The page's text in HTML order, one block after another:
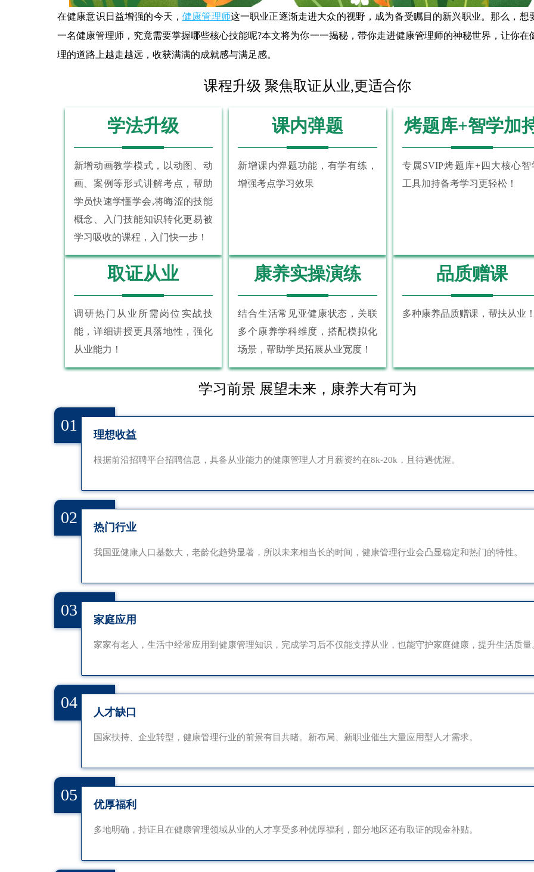
在健康意识日益增强的今天，健康管理师这一职业正逐渐走进大众的视野，成为备受瞩目的新兴职业。那么，想
一名健康管理师，究竟需要掌握哪些核心技能呢?本文将为你一一揭秘，带你走进健康管理师的神秘世界，让你在
理的道路上越走越远，收获满满的成就感与满足感。
课程升级 聚焦取证从业,更适合你
学法升级
新增动画教学模式，以动图、动
画、案例等形式讲解考点，帮助
学员快速学懂学会,将晦涩的技能
概念、入门技能知识转化更易被
学习吸收的课程，入门快一步！
课内弹题
新增课内弹题功能，有学有练，
增强考点学习效果
烤题库+智学加
专属SVIP烤题库+四大核心智
工具加持备考学习更轻松！
取证从业
调研热门从业所需岗位实战技
能，详细讲授更具落地性，强化
从业能力！
康养实操演练
结合生活常见亚健康状态，关联
多个康养学科维度，搭配模拟化
场景，帮助学员拓展从业宽度！
品质赠课
多种康养品质赠课，帮扶从业
学习前景 展望未来，康养大有可为
01
理想收益
根据前沿招聘平台招聘信息，具备从业能力的健康管理人才月薪资约在8k-20k，且待遇优渥。
02
热门行业
我国亚健康人口基数大，老龄化趋势显著，所以未来相当长的时间，健康管理行业会凸显稳定和热门的特性。
03
家庭应用
家家有老人，生活中经常应用到健康管理知识，完成学习后不仅能支撑从业，也能守护家庭健康，提升生活质量
04
人才缺口
国家扶持、企业转型，健康管理行业的前景有目共睹。新布局、新职业催生大量应用型人才需求。
05
优厚福利
多地明确，持证且在健康管理领域从业的人才享受多种优厚福利，部分地区还有取证的现金补贴。